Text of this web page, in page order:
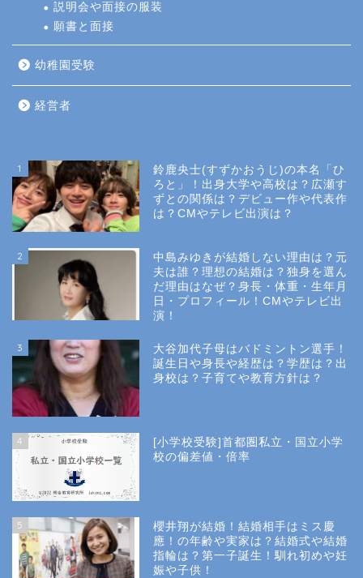
説明会や面接の服装
願書と面接
幼稚園受験
経営者
1
鈴鹿央士(すずかおうじ)の本名「ひ
ろと」！出身大学や高校は？広瀬す
ずとの関係は？デビュー作や代表作
は？CMやテレビ出演は？
2
中島みゆきが結婚しない理由は？元
夫は誰？理想の結婚は？独身を選ん
だ理由はなぜ？身長・体重・生年月
日・プロフィール！CMやテレビ出
演！
3
大谷加代子母はバドミントン選手！
誕生日や身長や経歴は？学歴は？出
身校は？子育てや教育方針は？
4
[小学校受験]首都圏私立・国立小学
校の偏差値・倍率
5
櫻井翔が結婚！結婚相手はミス慶
應！の年齢や実家は？結婚式や結婚
指輪は？第一子誕生！馴れ初めや妊
娠や子供！